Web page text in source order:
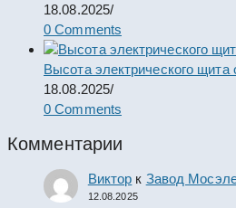
18.08.2025/
0 Comments
Высота электрического
18.08.2025/
0 Comments
Комментарии
Виктор к Завод
12.08.2025